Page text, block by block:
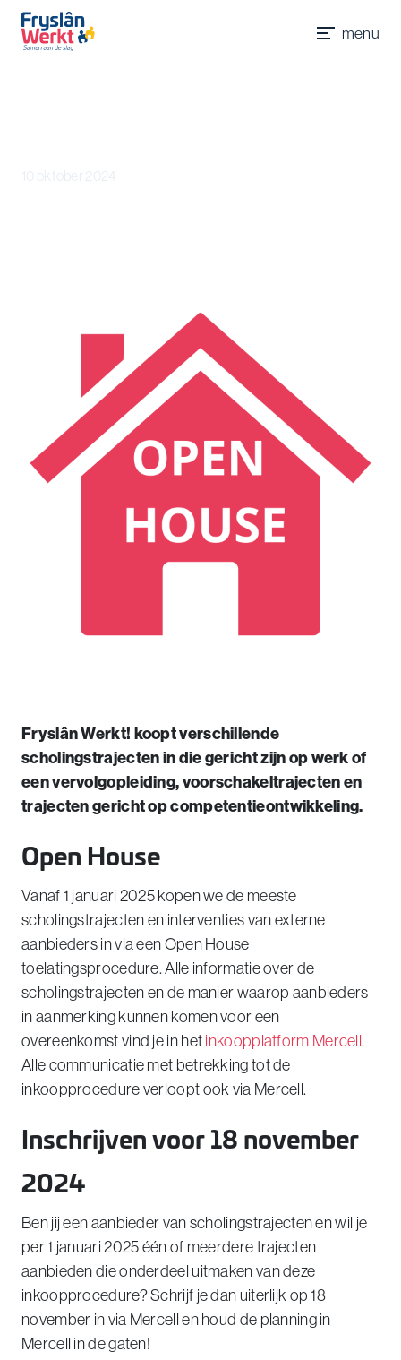
Werkgevers
Contact
menu
10 oktober 2024
Fryslân Werkt! koopt verschillende
scholingstrajecten in die gericht zijn op werk of
een vervolgopleiding, voorschakeltrajecten en
trajecten gericht op competentieontwikkeling.
Open House
Vanaf 1 januari 2025 kopen we de meeste
scholingstrajecten en interventies van externe
aanbieders in via een Open House
toelatingsprocedure. Alle informatie over de
scholingstrajecten en de manier waarop aanbieders
in aanmerking kunnen komen voor een
overeenkomst vind je in het inkoopplatform Mercel l.
Alle communicatie met betrekking tot de
inkoopprocedure verloopt ook via Mercell.
Inschrijven voor 18 november
2024
Ben jij een aanbieder van scholingstrajecten en wil je
per 1 januari 2025 één of meerdere trajecten
aanbieden die onderdeel uitmaken van deze
inkoopprocedure? Schrijf je dan uiterlijk op 18
november in via Mercell en houd de planning in
Mercell in de gaten!